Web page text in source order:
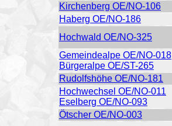
Kirchenberg OE/NO-106
Haberg OE/NO-186
Hochwald OE/NO-325
Gemeindealpe OE/NO-018
Bürgeralpe OE/ST-265
Rudolfshöhe OE/NO-181
Hochwechsel OE/NO-011
Eselberg OE/NO-093
Ötscher OE/NO-003